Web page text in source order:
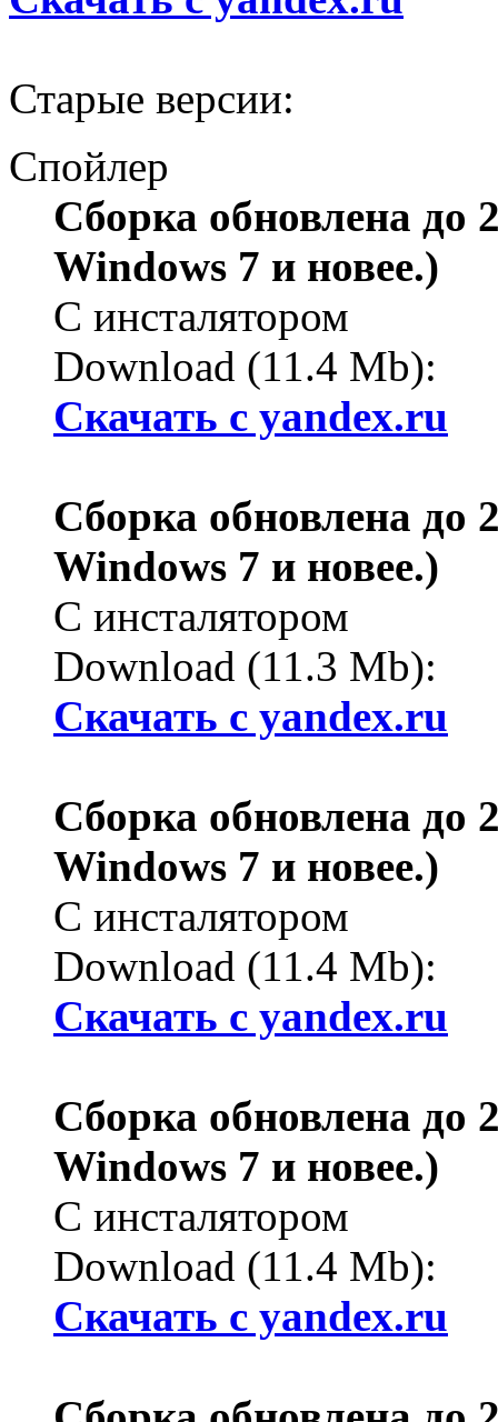
Старые версии:
Спойлер
Сборка обновлена до
Windows 7 и новее.)
С инсталятором
Download (11.4 Mb):
Cкачать с yandex.ru
Сборка обновлена до
Windows 7 и новее.)
С инсталятором
Download (11.3 Mb):
Cкачать с yandex.ru
Сборка обновлена до
Windows 7 и новее.)
С инсталятором
Download (11.4 Mb):
Cкачать с yandex.ru
Сборка обновлена до
Windows 7 и новее.)
С инсталятором
Download (11.4 Mb):
Cкачать с yandex.ru